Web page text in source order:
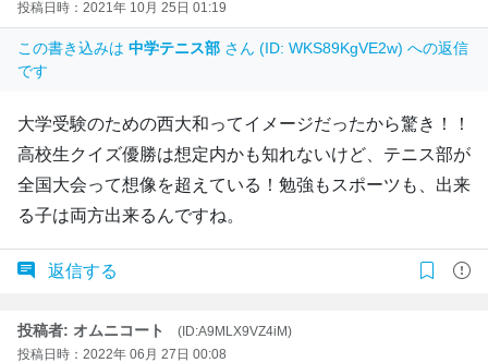
投稿日時：2021年 10月 25日 01:19
この書き込みは 中学テニス部 さん (ID: WKS89KgVE2w) への返信
です
大学受験のための西大和ってイメージだったから驚き！！
高校生クイズ優勝は想定内かも知れないけど、テニス部が
全国大会って想像を超えている！勉強もスポーツも、出来
る子は両方出来るんですね。
返信する
投稿者: オムニコート
(ID:A9MLX9VZ4iM)
投稿日時：2022年 06月 27日 00:08